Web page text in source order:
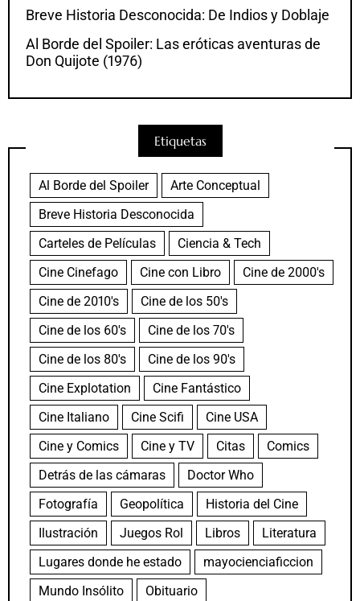
Breve Historia Desconocida: De Indios y Doblaje
Al Borde del Spoiler: Las eróticas aventuras de
Don Quijote (1976)
Etiquetas
Al Borde del Spoiler
Arte Conceptual
Breve Historia Desconocida
Carteles de Películas
Ciencia & Tech
Cine Cinefago
Cine con Libro
Cine de 2000's
Cine de 2010's
Cine de los 50's
Cine de los 60's
Cine de los 70's
Cine de los 80's
Cine de los 90's
Cine Explotation
Cine Fantástico
Cine Italiano
Cine Scifi
Cine USA
Cine y Comics
Cine y TV Citas
Comics
Detrás de las cámaras
Doctor Who
Fotografía
Geopolítica
Historia del Cine
Ilustración
Juegos Rol Libros
Literatura
Lugares donde he estado
mayocienciaficcion
Mundo Insólito
Obituario